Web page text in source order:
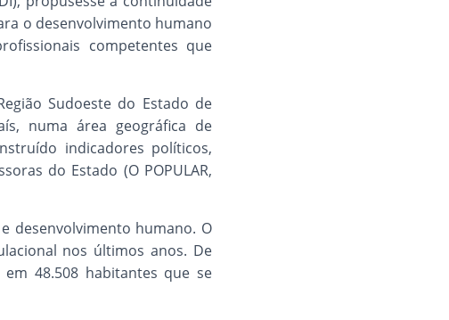
o desenvolvimento humano
competentes que
Sudoeste do Estado de
numa área geográfica de
indicadores políticos,
do Estado (O POPULAR,
desenvolvimento humano. O
nos últimos anos. De
48.508 habitantes que se